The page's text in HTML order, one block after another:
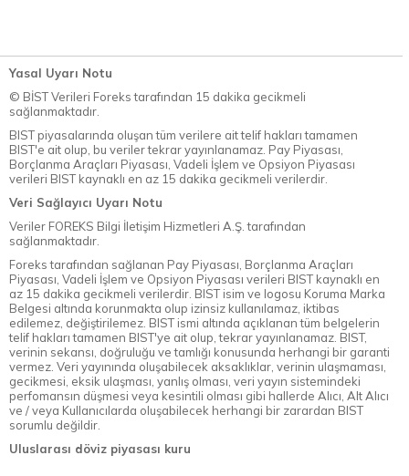
Yasal Uyarı Notu
© BİST Verileri Foreks tarafından 15 dakika gecikmeli
sağlanmaktadır.
BIST piyasalarında oluşan tüm verilere ait telif hakları tamamen
BIST'e ait olup, bu veriler tekrar yayınlanamaz. Pay Piyasası,
Borçlanma Araçları Piyasası, Vadeli İşlem ve Opsiyon Piyasası
verileri BIST kaynaklı en az 15 dakika gecikmeli verilerdir.
Veri Sağlayıcı Uyarı Notu
Veriler FOREKS Bilgi İletişim Hizmetleri A.Ş. tarafından
sağlanmaktadır.
Foreks tarafından sağlanan Pay Piyasası, Borçlanma Araçları
Piyasası, Vadeli İşlem ve Opsiyon Piyasası verileri BIST kaynaklı en
az 15 dakika gecikmeli verilerdir. BIST isim ve logosu Koruma Marka
Belgesi altında korunmakta olup izinsiz kullanılamaz, iktibas
edilemez, değiştirilemez. BIST ismi altında açıklanan tüm belgelerin
telif hakları tamamen BIST'ye ait olup, tekrar yayınlanamaz. BIST,
verinin sekansı, doğruluğu ve tamlığı konusunda herhangi bir garanti
vermez. Veri yayınında oluşabilecek aksaklıklar, verinin ulaşmaması,
gecikmesi, eksik ulaşması, yanlış olması, veri yayın sistemindeki
perfomansın düşmesi veya kesintili olması gibi hallerde Alıcı, Alt Alıcı
ve / veya Kullanıcılarda oluşabilecek herhangi bir zarardan BIST
sorumlu değildir.
Uluslarası döviz piyasası kuru